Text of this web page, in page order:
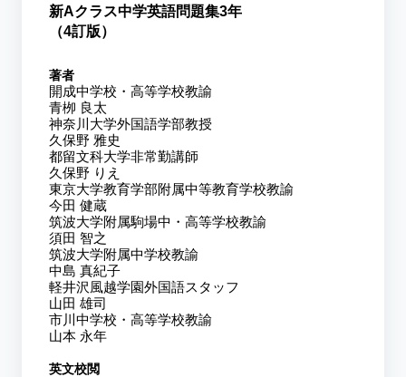
新Aクラス中学英語問題集3年
（4訂版）
著者
開成中学校・高等学校教諭
青栁 良太
神奈川大学外国語学部教授
久保野 雅史
都留文科大学非常勤講師
久保野 りえ
東京大学教育学部附属中等教育学校教諭
今田 健蔵
筑波大学附属駒場中・高等学校教諭
須田 智之
筑波大学附属中学校教諭
中島 真紀子
軽井沢風越学園外国語スタッフ
山田 雄司
市川中学校・高等学校教諭
山本 永年
英文校閲